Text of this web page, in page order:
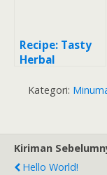
Recipe: Tasty
Herbal
Radang
Kategori:
Kiriman
Hello World!